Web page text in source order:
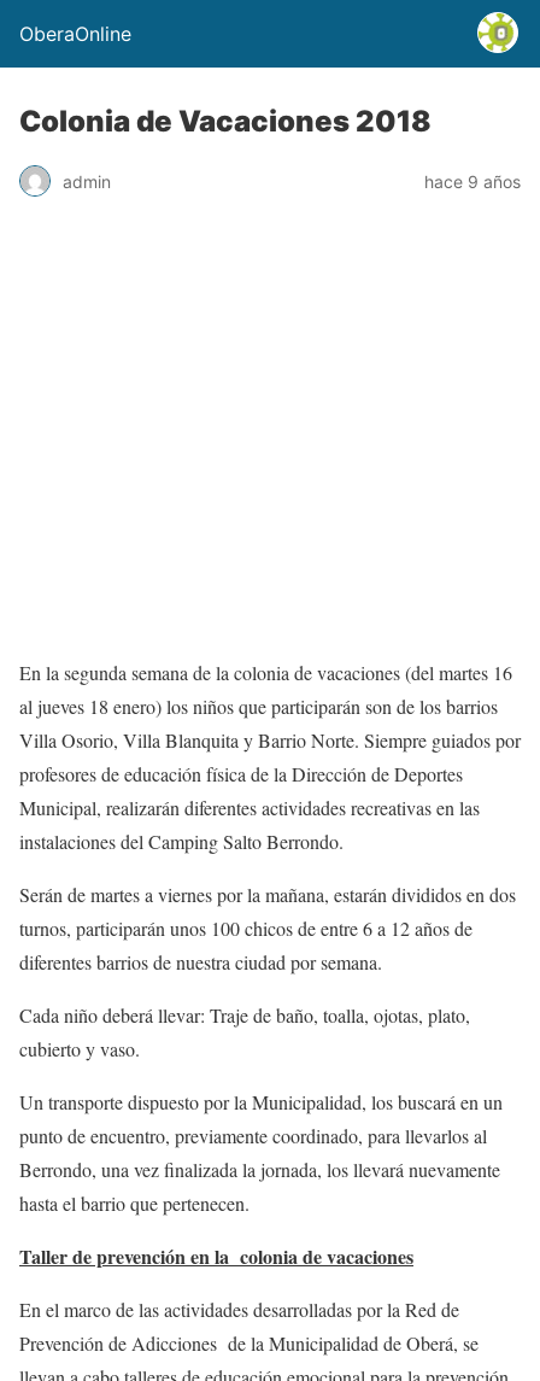
OberaOnline
Colonia de Vacaciones 2018
admin hace 9 años
En la segunda semana de la colonia de vacaciones (del martes 16
al jueves 18 enero) los niños que participarán son de los barrios
Villa Osorio, Villa Blanquita y Barrio Norte. Siempre guiados por
profesores de educación física de la Dirección de Deportes
Municipal, realizarán diferentes actividades recreativas en las
instalaciones del Camping Salto Berrondo.
Serán de martes a viernes por la mañana, estarán divididos en dos
turnos, participarán unos 100 chicos de entre 6 a 12 años de
diferentes barrios de nuestra ciudad por semana.
Cada niño deberá llevar: Traje de baño, toalla, ojotas, plato,
cubierto y vaso.
Un transporte dispuesto por la Municipalidad, los buscará en un
punto de encuentro, previamente coordinado, para llevarlos al
Berrondo, una vez finalizada la jornada, los llevará nuevamente
hasta el barrio que pertenecen.
Taller de prevención en la colonia de vacaciones
En el marco de las actividades desarrolladas por la Red de
Prevención de Adicciones de la Municipalidad de Oberá, se